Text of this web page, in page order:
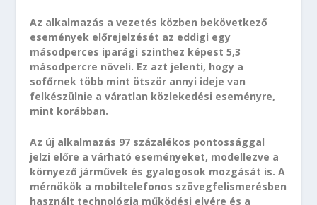
Az alkalmazás a vezetés közben bekövetkező
események előrejelzését az eddigi egy
másodperces iparági szinthez képest 5,3
másodpercre növeli. Ez azt jelenti, hogy a
sofőrnek több mint ötször annyi ideje van
felkészülnie a váratlan közlekedési eseményre,
mint korábban.
Az új alkalmazás 97 százalékos pontossággal
jelzi előre a várható eseményeket, modellezve a
környező járművek és gyalogosok mozgását is. A
mérnökök a mobiltelefonos szövegfelismerésben
használt technológia működési elvére és a